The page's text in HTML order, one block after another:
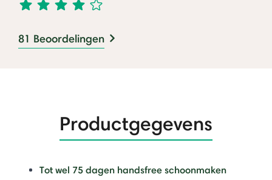
81 Beoordelingen
Productgegevens
Tot wel 75 dagen handsfree schoonmaken